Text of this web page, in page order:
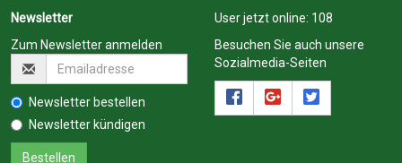
Newsletter
Zum Newsletter anmelden
Newsletter bestellen
Newsletter kündigen
User jetzt online: 108
Besuchen Sie auch unsere
Sozialmedia-Seiten